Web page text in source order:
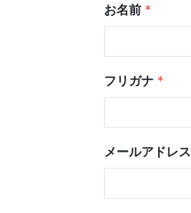
お名前 *
フリガナ *
メールアドレス